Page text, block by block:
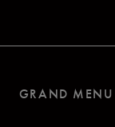
GRAND MENU